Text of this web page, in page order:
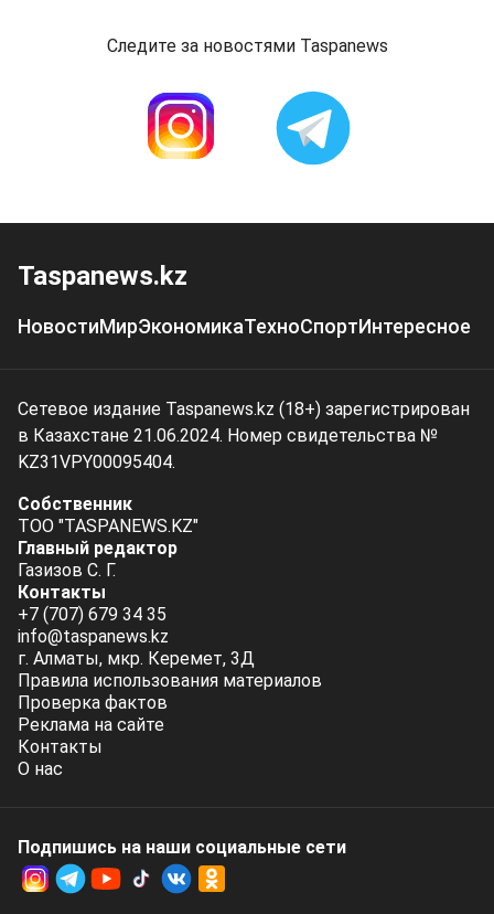
Следите за новостями Taspanews
Taspanews.kz
НовостиМирЭкономикаТехноСпортИнтересное
Сетевое издание Taspanews.kz (18+) зарегистрирован
в Казахстане 21.06.2024. Номер свидетельства №
KZ31VPY00095404.
Собственник
ТОО "TASPANEWS.KZ"
Главный редактор
Газизов С. Г.
Контакты
+7 (707) 679 34 35
info@taspanews.kz
г. Алматы, мкр. Керемет, 3Д
Правила использования материалов
Проверка фактов
Реклама на сайте
Контакты
О нас
Подпишись на наши социальные cети